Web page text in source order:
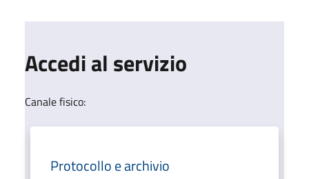
Accedi al servizio
Canale fisico:
Protocollo e archivio